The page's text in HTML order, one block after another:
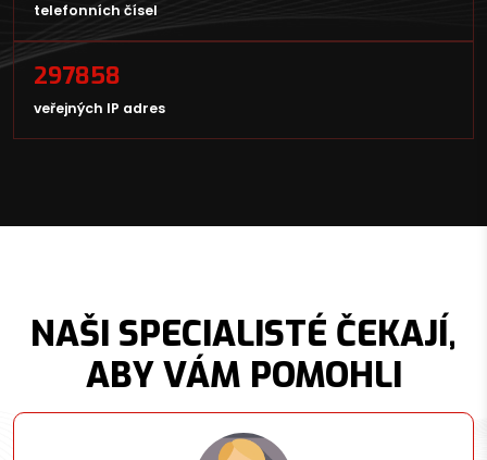
telefonních čísel
297858
veřejných IP adres
NAŠI SPECIALISTÉ ČEKAJÍ,
ABY VÁM POMOHLI